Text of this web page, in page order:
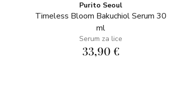
Purito Seoul
Timeless Bloom Bakuchiol Serum 30
ml
Serum za lice
33,90 €